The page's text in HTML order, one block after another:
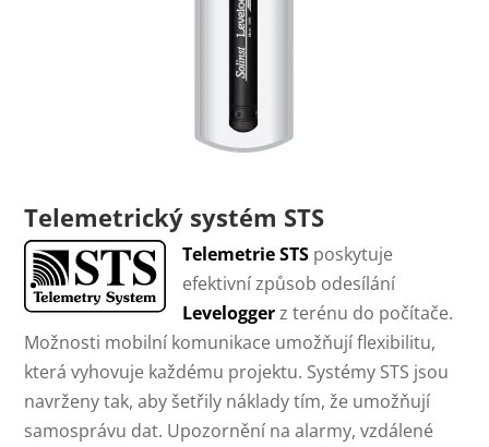
Telemetrický systém STS
Telemetrie STS poskytuje
efektivní způsob odesílání
Leveloggerz terénu do počítače.
Možnosti mobilní komunikace umožňují flexibilitu,
která vyhovuje každému projektu. Systémy STS jsou
navrženy tak, aby šetřily náklady tím, že umožňují
samosprávu dat. Upozornění na alarmy, vzdálené